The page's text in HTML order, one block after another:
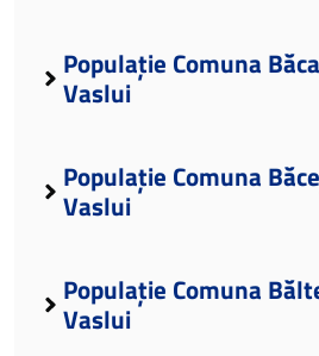
Populație Comuna
Vaslui
Populație Comuna
Vaslui
Populație Comuna
Vaslui